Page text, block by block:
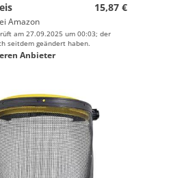
15,87 €
Amazon
am 27.09.2025 um 00:03; der
seitdem geändert haben.
Anbieter